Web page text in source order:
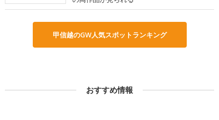
甲信越のGW人気スポットランキング
おすすめ情報